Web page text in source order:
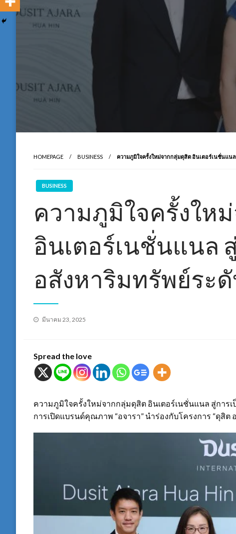
HOMEPAGE BUSINESS ความภูมิใจครั้งใหม่จากกลุ่มดุสิต อินเตอร์เนชั่นแ
BUSINESS
ความภูมิใจครั้งให
อินเตอร์เนชั่นแนล
อสังหาริมทรัพย์ระ
Posted
มีนาคม 23, 2025
Spread the love
ความภูมิใจครั้งใหม่จากกลุ่มดุสิต อินเตอร์เนชั่นแนล สู่กา
การเปิดแบรนด์คุณภาพ “อจารา” นำร่องกับโครงการ “ดุสิต